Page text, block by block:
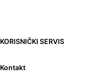
KORISNIČKI SERVIS
Kontakt